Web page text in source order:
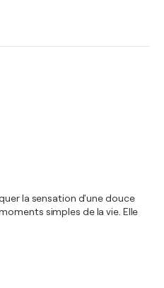
la sensation d'une douce
simples de la vie. Elle